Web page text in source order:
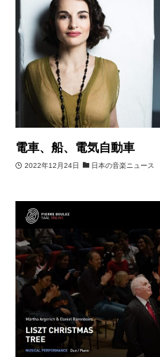
電車、船、電気自動車
2022年12月24日 日本の音楽ニュース